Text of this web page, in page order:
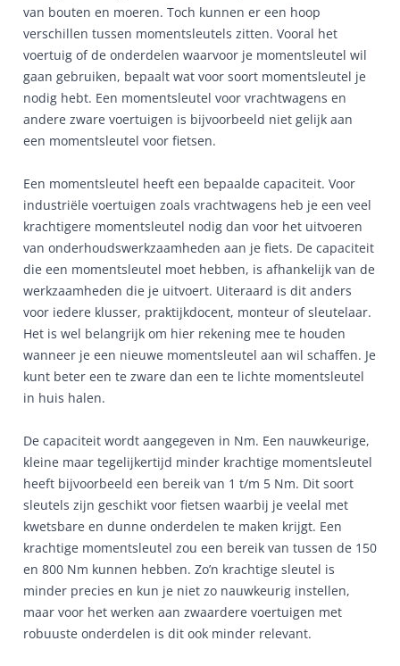
van bouten en moeren. Toch kunnen er een hoop
verschillen tussen momentsleutels zitten. Vooral het
voertuig of de onderdelen waarvoor je momentsleutel wil
gaan gebruiken, bepaalt wat voor soort momentsleutel je
nodig hebt. Een momentsleutel voor vrachtwagens en
andere zware voertuigen is bijvoorbeeld niet gelijk aan
een momentsleutel voor fietsen.
Een momentsleutel heeft een bepaalde capaciteit. Voor
industriële voertuigen zoals vrachtwagens heb je een veel
krachtigere momentsleutel nodig dan voor het uitvoeren
van onderhoudswerkzaamheden aan je fiets. De capaciteit
die een momentsleutel moet hebben, is afhankelijk van de
werkzaamheden die je uitvoert. Uiteraard is dit anders
voor iedere klusser, praktijkdocent, monteur of sleutelaar.
Het is wel belangrijk om hier rekening mee te houden
wanneer je een nieuwe momentsleutel aan wil schaffen. Je
kunt beter een te zware dan een te lichte momentsleutel
in huis halen.
De capaciteit wordt aangegeven in Nm. Een nauwkeurige,
kleine maar tegelijkertijd minder krachtige momentsleutel
heeft bijvoorbeeld een bereik van 1 t/m 5 Nm. Dit soort
sleutels zijn geschikt voor fietsen waarbij je veelal met
kwetsbare en dunne onderdelen te maken krijgt. Een
krachtige momentsleutel zou een bereik van tussen de 150
en 800 Nm kunnen hebben. Zo’n krachtige sleutel is
minder precies en kun je niet zo nauwkeurig instellen,
maar voor het werken aan zwaardere voertuigen met
robuuste onderdelen is dit ook minder relevant.